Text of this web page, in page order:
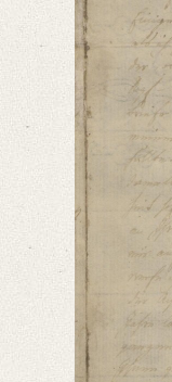
Pages: 4 S. auf Doppelbl.,
x 19,1 cm